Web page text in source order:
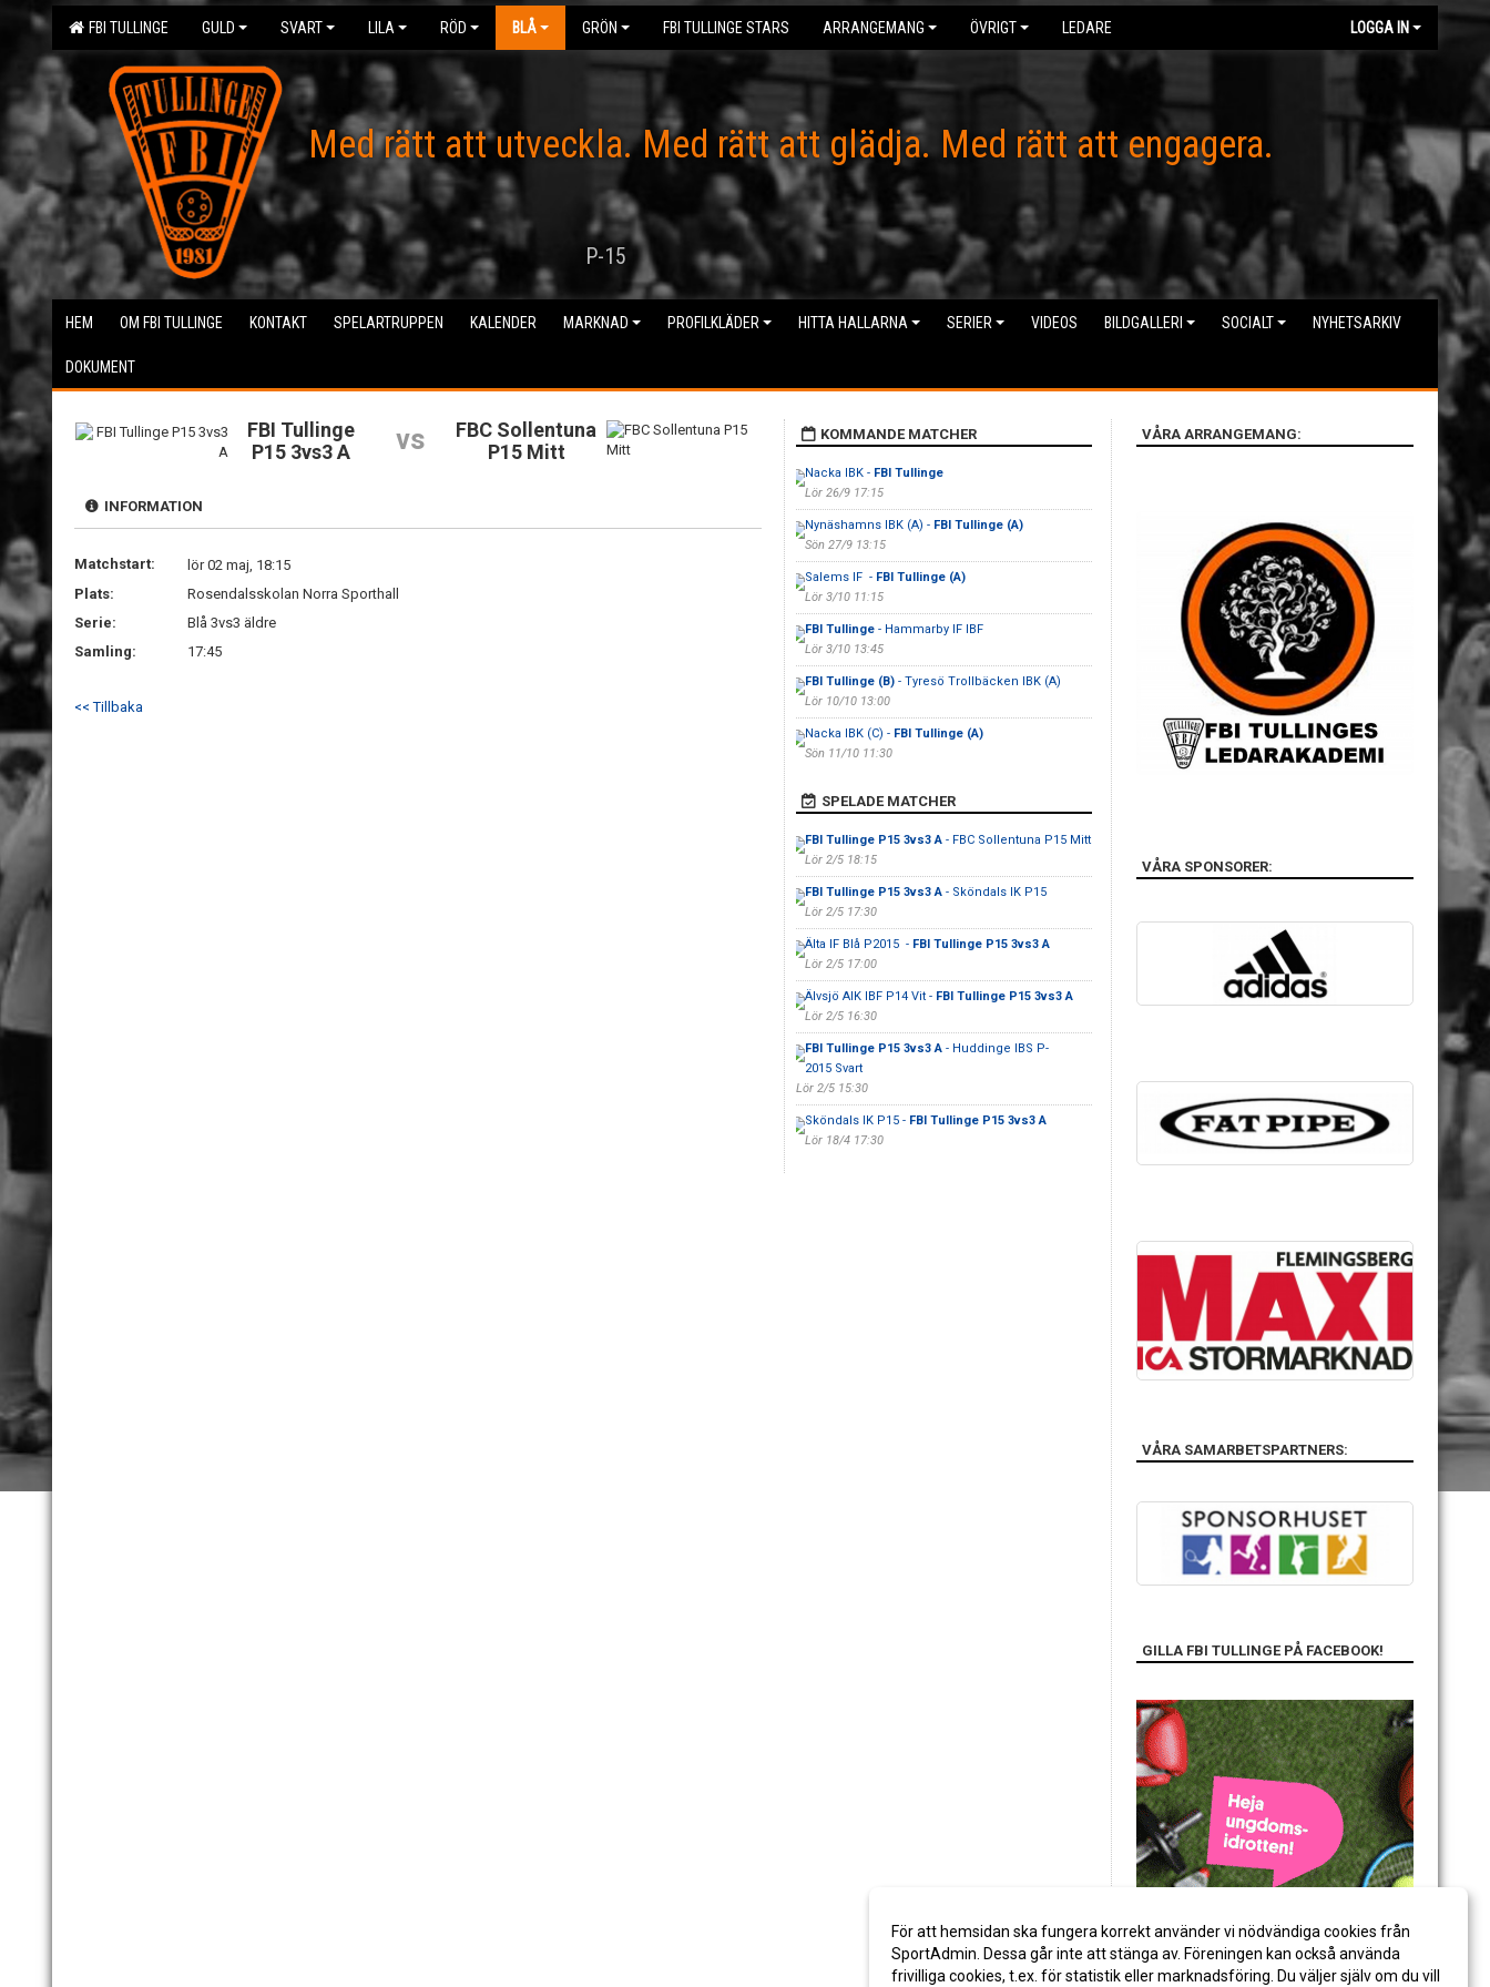
FBI TULLINGE GULD SVART LILA RÖD BLÅ GRÖN FBI TULLINGE STARS ARRANGEMANG ÖVRIGT LEDARE LOGGA IN
Med rätt att utveckla. Med rätt att glädja. Med rätt att engagera.
P-15
HEM OM FBI TULLINGE KONTAKT SPELARTRUPPEN KALENDER MARKNAD PROFILKLÄDER HITTA HALLARNA SERIER VIDEOS BILDGALLERI SOCIALT NYHETSARKIV
DOKUMENT
FBI Tullinge
P15 3vs3 A
vs
FBC Sollentuna
P15 Mitt
INFORMATION
Matchstart:
lör 02 maj, 18:15
Plats:
Rosendalsskolan Norra Sporthall
Serie:
Blå 3vs3 äldre
Samling:
17:45
<< Tillbaka
KOMMANDE MATCHER
Nacka IBK - FBI Tullinge
Lör 26/9 17:15
Nynäshamns IBK (A) - FBI Tullinge (A)
Sön 27/9 13:15
Salems IF - FBI Tullinge (A)
Lör 3/10 11:15
FBI Tullinge- Hammarby IF IBF
Lör 3/10 13:45
FBI Tullinge (B)- Tyresö Trollbäcken IBK (A)
Lör 10/10 13:00
Nacka IBK (C) - FBI Tullinge (A)
Sön 11/10 11:30
SPELADE MATCHER
FBI Tullinge P15 3vs3 A- FBC Sollentuna P15 Mitt
Lör 2/5 18:15
FBI Tullinge P15 3vs3 A- Sköndals IK P15
Lör 2/5 17:30
Älta IF Blå P2015 - FBI Tullinge P15 3vs3 A
Lör 2/5 17:00
Älvsjö AIK IBF P14 Vit - FBI Tullinge P15 3vs3 A
Lör 2/5 16:30
FBI Tullinge P15 3vs3 A- Huddinge IBS P-
2015 Svart
Lör 2/5 15:30
Sköndals IK P15 - FBI Tullinge P15 3vs3 A
Lör 18/4 17:30
VÅRA ARRANGEMANG:
VÅRA SPONSORER:
VÅRA SAMARBETSPARTNERS:
GILLA FBI TULLINGE PÅ FACEBOOK!
För att hemsidan ska fungera korrekt använder vi nödvändiga cookies från
SportAdmin. Dessa går inte att stänga av. Föreningen kan också använda
frivilliga cookies, t.ex. för statistik eller marknadsföring. Du väljer själv om du vill